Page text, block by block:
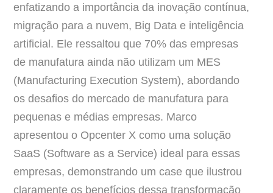
enfatizando a importância da inovação contínua,
migração para a nuvem, Big Data e inteligência
artificial. Ele ressaltou que 70% das empresas
de manufatura ainda não utilizam um MES
(Manufacturing Execution System), abordando
os desafios do mercado de manufatura para
pequenas e médias empresas. Marco
apresentou o Opcenter X como uma solução
SaaS (Software as a Service) ideal para essas
empresas, demonstrando um case que ilustrou
claramente os benefícios dessa transformação